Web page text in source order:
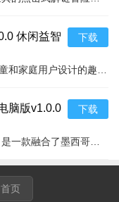
休闲益智
下载
脑版v1.0.0 下载
页